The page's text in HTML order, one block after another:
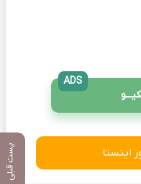
پست قبلی
ADS
اینستا